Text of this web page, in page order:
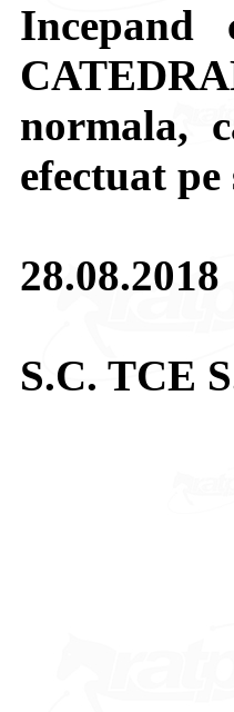
normala,
efectuat
28.08.2018
S.C. TCE